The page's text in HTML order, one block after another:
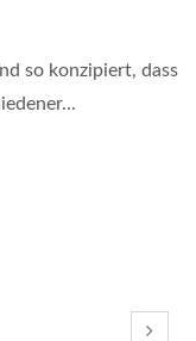
so konzipiert, dass